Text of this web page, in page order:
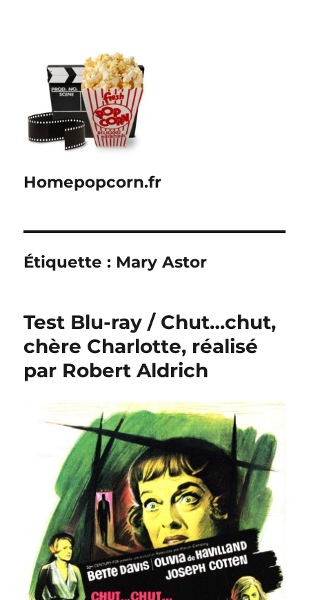
Homepopcorn.fr
Étiquette : Mary Astor
Test Blu-ray / Chut…chut,
chère Charlotte, réalisé
par Robert Aldrich